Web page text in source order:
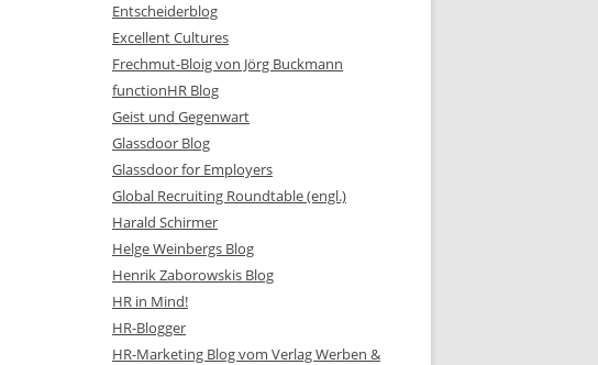
Entscheiderblog
Excellent Cultures
Frechmut-Bloig von Jörg Buckmann
functionHR Blog
Geist und Gegenwart
Glassdoor Blog
Glassdoor for Employers
Global Recruiting Roundtable (engl.)
Harald Schirmer
Helge Weinbergs Blog
Henrik Zaborowskis Blog
HR in Mind!
HR-Blogger
HR-Marketing Blog vom Verlag Werben &